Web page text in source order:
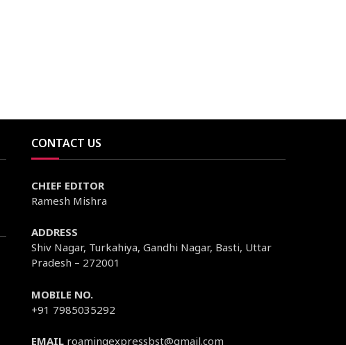
CONTACT US
CHIEF EDITOR
Ramesh Mishra
ADDRESS
Shiv Nagar, Turkahiya, Gandhi Nagar, Basti, Uttar
Pradesh – 272001
MOBILE NO.
+91 7985035292
EMAILroamingexpressbst@gmail.com